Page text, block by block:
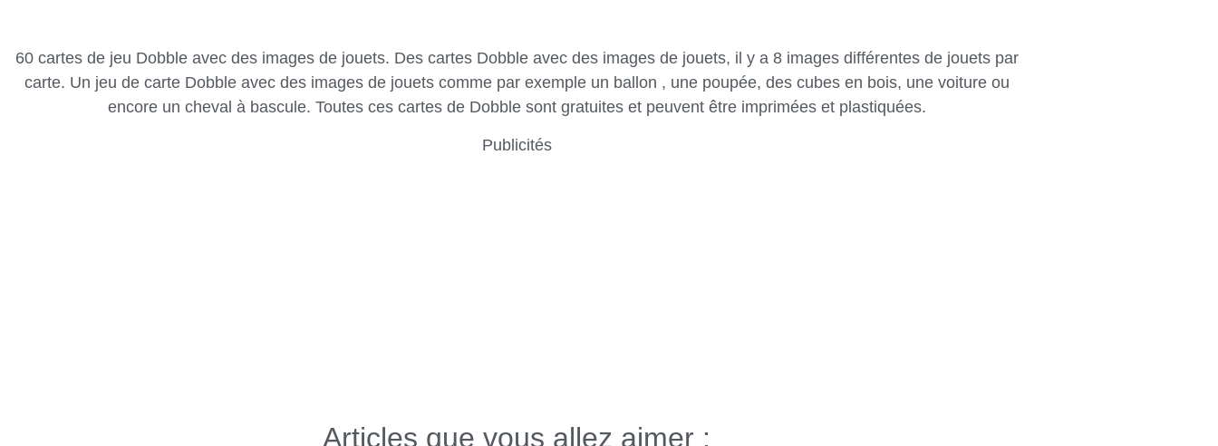
60 cartes de jeu Dobble avec des images de jouets. Des cartes Dobble avec des images de jouets, il y a 8 images différentes de jouets par
carte. Un jeu de carte Dobble avec des images de jouets comme par exemple un ballon , une poupée, des cubes en bois, une voiture ou
encore un cheval à bascule. Toutes ces cartes de Dobble sont gratuites et peuvent être imprimées et plastiquées.
Publicités
Articles que vous allez aimer :